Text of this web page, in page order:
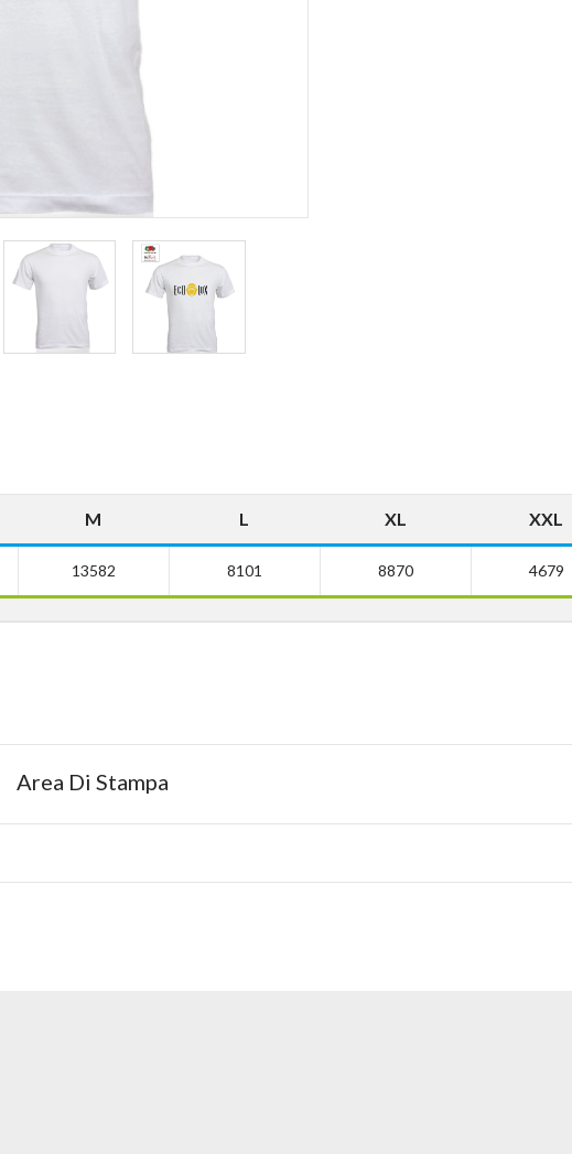
M L XL XXL
13582 8101 8870 4679
Area Di Stampa